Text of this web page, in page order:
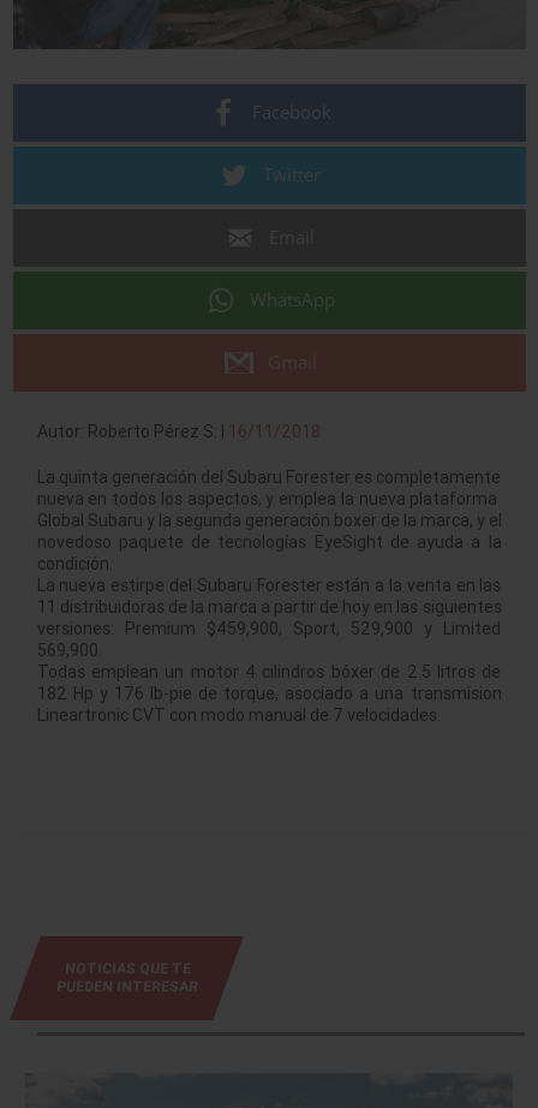
Facebook
Twitter
WhatsApp
Gmail
Autor: Roberto Pérez S. | 16/11/2018
La quinta generación del Subaru Forester es completamente
nueva en todos los aspectos, y emplea la nueva plataforma
Global Subaru y la segunda generación boxer de la marca, y el
novedoso paquete de tecnologías EyeSight de ayuda a la
condición.
La nueva estirpe del Subaru Forester están a la venta en las
11 distribuidoras de la marca a partir de hoy en las siguientes
versiones: Premium $459,900, Sport, 529,900 y Limited
569,900.
Todas emplean un motor 4 cilindros bóxer de 2.5 litros de
182 Hp y 176 lb-pie de torque, asociado a una transmision
Lineartronic CVT con modo manual de 7 velocidades.
NOTICIAS QUE TE
PUEDEN INTERESAR